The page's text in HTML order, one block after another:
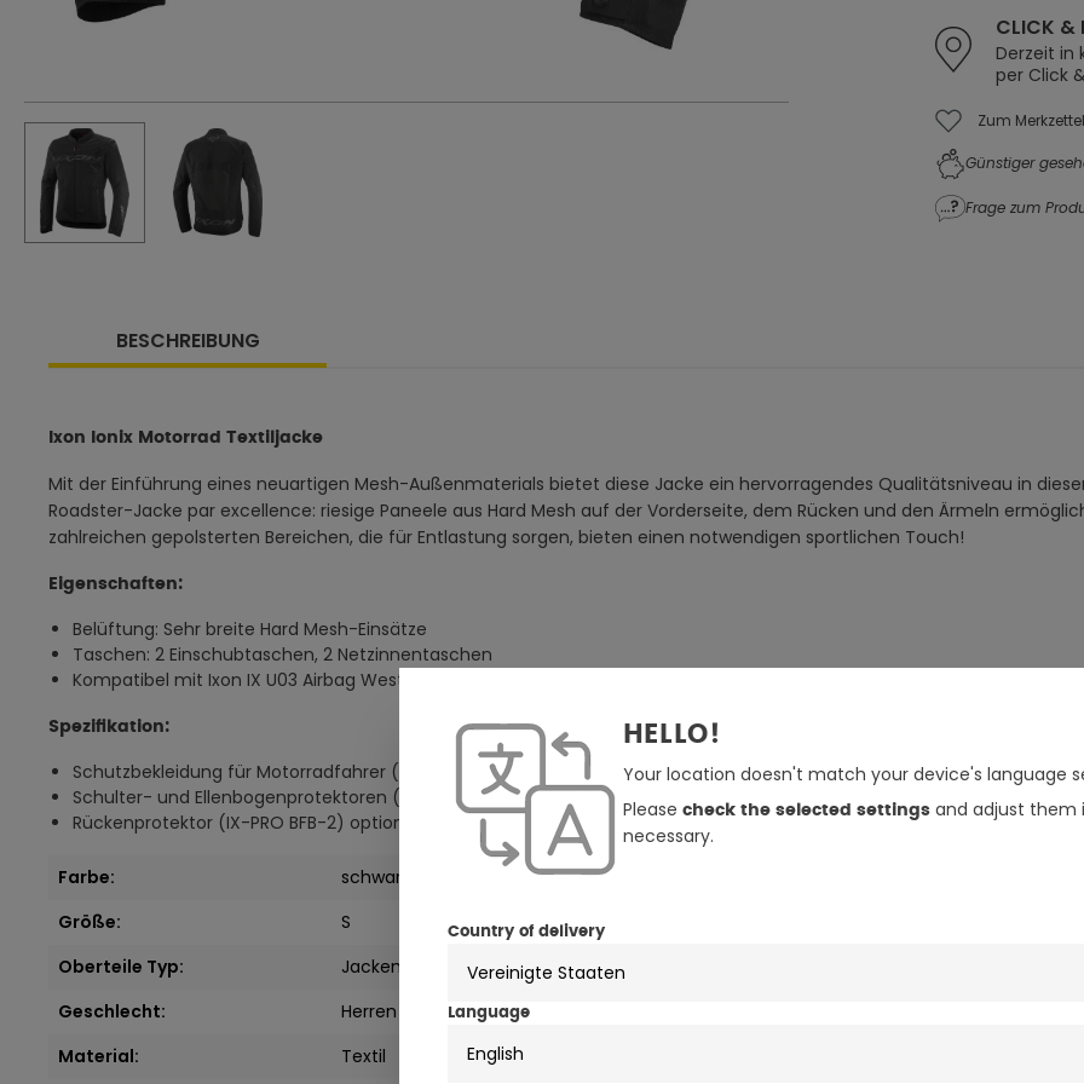
CLICK &
Derzeit in
per Click
Zum
Günstiger
Frage zum
BESCHREIBUNG
Ixon Ionix Motorrad Textiljacke
Mit der Einführung eines neuartigen Mesh-Außenmaterials bietet diese Jacke ein hervorragendes Qualitätsniveau in
Roadster-Jacke par excellence: riesige Paneele aus Hard Mesh auf der Vorderseite, dem Rücken und den Ärmeln
zahlreichen gepolsterten Bereichen, die für Entlastung sorgen, bieten einen notwendigen sportlichen Touch!
Eigenschaften:
Belüftung: Sehr breite Hard Mesh-Einsätze
Taschen: 2 Einschubtaschen, 2 Netzinnentaschen
Kompatibel mit Ixon IX U03 Airbag Weste
Spezifikation:
Schutzbekleidung für Motorradfahrer (EN 17092-3:2020), Klasse A
Schulter- und Ellenbogenprotektoren (Level1) enthalten
Rückenprotektor (IX-PRO BFB-2) optional erhältlich
Farbe:
schwarz
Größe:
S
Oberteile Typ:
Jacken
Geschlecht:
Herren
Material:
Textil
HELLO!
Your location doesn't match your device's language
Please check the selected settingsand adjust them
necessary.
Country of delivery
Language
English